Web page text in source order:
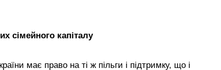
сімейного капіталу
має право на ті ж пільги і підтримку, що і